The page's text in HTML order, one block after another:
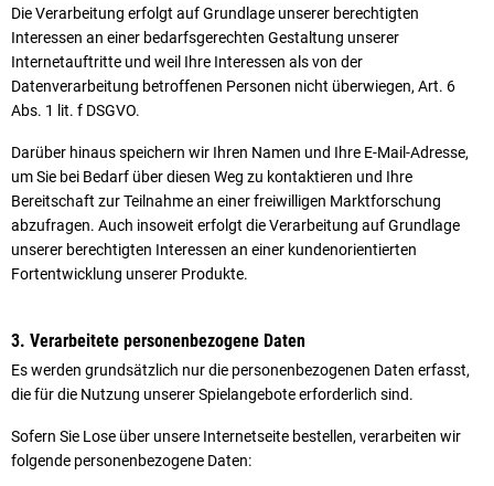
Die Verarbeitung erfolgt auf Grundlage unserer berechtigten
Interessen an einer bedarfsgerechten Gestaltung unserer
Internetauftritte und weil Ihre Interessen als von der
Datenverarbeitung betroffenen Personen nicht überwiegen, Art. 6
Abs. 1 lit. f DSGVO.
Darüber hinaus speichern wir Ihren Namen und Ihre E-Mail-Adresse,
um Sie bei Bedarf über diesen Weg zu kontaktieren und Ihre
Bereitschaft zur Teilnahme an einer freiwilligen Marktforschung
abzufragen. Auch insoweit erfolgt die Verarbeitung auf Grundlage
unserer berechtigten Interessen an einer kundenorientierten
Fortentwicklung unserer Produkte.
3. Verarbeitete personenbezogene Daten
Es werden grundsätzlich nur die personenbezogenen Daten erfasst,
die für die Nutzung unserer Spielangebote erforderlich sind.
Sofern Sie Lose über unsere Internetseite bestellen, verarbeiten wir
folgende personenbezogene Daten: